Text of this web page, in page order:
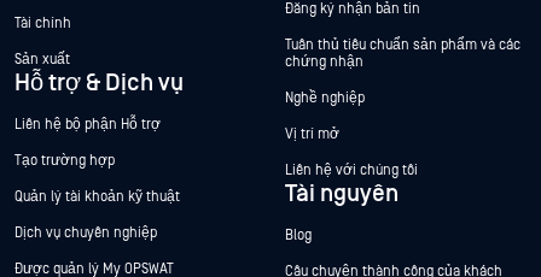
Tài chính
Sản xuất
Hỗ trợ & Dịch vụ
Liên hệ bộ phận Hỗ trợ
Tạo trường hợp
Quản lý tài khoản kỹ thuật
Dịch vụ chuyên nghiệp
Được quản lý My OPSWAT
Đăng ký nhận bản tin
Tuân thủ tiêu chuẩn sản phẩm và các
chứng nhận
Nghề nghiệp
Vị trí mở
Liên hệ với chúng tôi
Tài nguyên
Blog
Câu chuyện thành công của khách